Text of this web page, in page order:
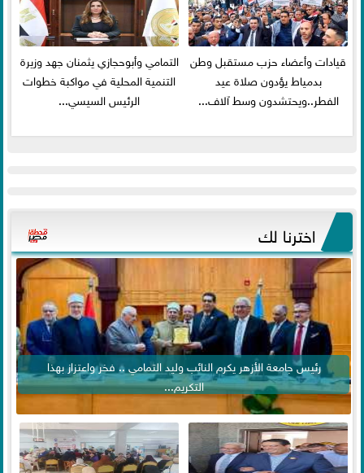
قيادات وأعضاء حزب مستقبل وطن
بدمياط يؤدون صلاة عيد
الفطر..ويحتشدون وسط آلاف...
التمامي وأبوحجازي يثمنان جهد وزيرة
التنمية المحلية في مواكبة خطوات
الرئيس السيسي...
اخترنا لك
رئيس جامعة الأزهر يكرم النائب وليد التمامي .. فخر واعتزاز بهذا
التكريم...